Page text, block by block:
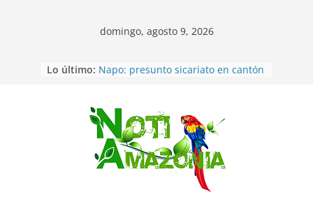
Saltar
domingo, agosto 9, 2026
Lo último: contra hombre de 50años que
frontera sur
Napo: presunto sicariato en cantón
Archidona
Ecuador: dos jóvenes de 22 años
desaparecidos fueron encontrados
muertos en Puerto lopez